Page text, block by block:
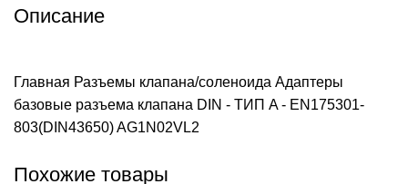
Описание
Главная Разъемы клапана/соленоида Адаптеры
базовые разъема клапана DIN - ТИП A - EN175301-
803(DIN43650)AG1N02VL2
Похожие товары